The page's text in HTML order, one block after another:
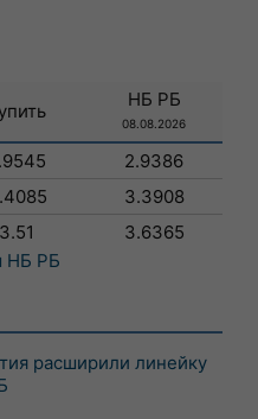
НБ РБ
08.08.2026
2.9386
3.3908
3.51
3.6365
НБ РБ
расширили линейку